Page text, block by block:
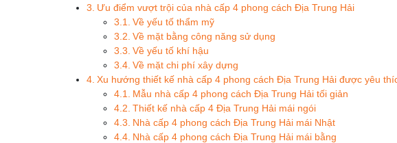
Ưu điểm vượt trội của nhà cấp 4 phong cách Địa Trung Hải
Về yếu tố thẩm mỹ
Về mặt bằng công năng sử dụng
Về yếu tố khí hậu
Về mặt chi phí xây dựng
Xu hướng thiết kế nhà cấp 4 phong cách Địa Trung Hải được yêu
Mẫu nhà cấp 4 phong cách Địa Trung Hải tối giản
Thiết kế nhà cấp 4 Địa Trung Hải mái ngói
Nhà cấp 4 phong cách Địa Trung Hải mái Nhật
Nhà cấp 4 phong cách Địa Trung Hải mái bằng